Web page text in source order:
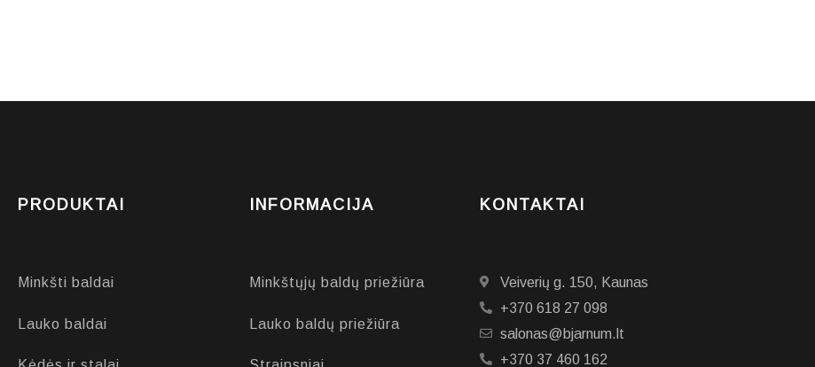
PRODUKTAI
Minkšti baldai
Lauko baldai
INFORMACIJA
Minkštųjų baldų priežiūra
Lauko baldų priežiūra
KONTAKTAI
Veiverių g. 150, Kaunas
+370 618 27 098
salonas@bjarnum.lt
+370 37 460 162